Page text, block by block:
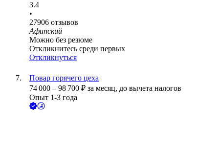
3.4
•
27906 отзывов
Афипский
Можно без резюме
Откликнитесь среди первых
Откликнуться
Повар горячего цеха
74 000 – 98 700 ₽ за месяц, до вычета налогов
Опыт 1-3 года